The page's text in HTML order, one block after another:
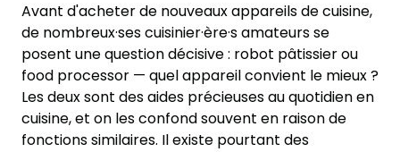
Avant d'acheter de nouveaux appareils de cuisine,
de nombreux·ses cuisinier·ère·s amateurs se
posent une question décisive : robot pâtissier ou
food processor — quel appareil convient le mieux ?
Les deux sont des aides précieuses au quotidien en
cuisine, et on les confond souvent en raison de
fonctions similaires. Il existe pourtant des